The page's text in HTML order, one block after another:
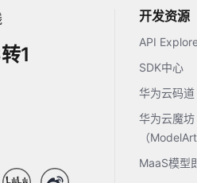
1
开发资源
API
SDK中心
华为云码道
华为云魔坊
（
MaaS模型